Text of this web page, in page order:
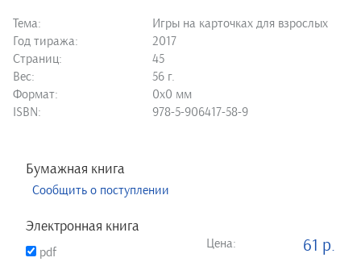
Тема:
Игры на карточках для взрослых
Год тиража:
2017
Страниц:
45
Вес:
56 г.
Формат:
0х0 мм
ISBN:
978-5-906417-58-9
Бумажная книга
Сообщить о поступлении
Электронная книга
pdf
Цена: 61 р.